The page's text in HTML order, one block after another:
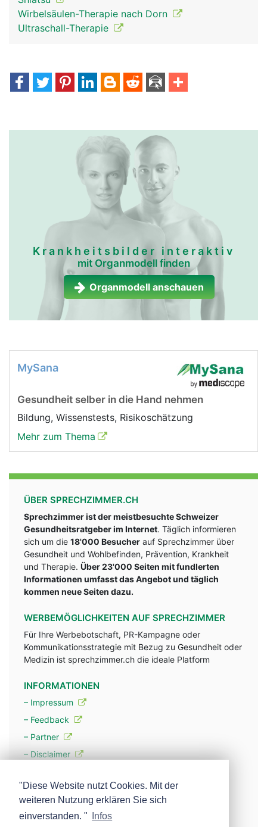
Wirbelsäulen-Therapie nach Dorn
Ultraschall-Therapie
Krankheitsbilder interaktiv
mit Organmodell finden
Organmodell anschauen
MySana
Gesundheit selber in die Hand nehmen
Bildung, Wissenstests, Risikoschätzung
Mehr zum Thema
ÜBER SPRECHZIMMER.CH
Sprechzimmer ist der meistbesuchte Schweizer
Gesundheitsratgeber im Internet. Täglich informieren
sich um die 18'000 Besucher auf Sprechzimmer über
Gesundheit und Wohlbefinden, Prävention, Krankheit
und Therapie. Über 23'000 Seiten mit fundlerten
Informationen umfasst das Angebot und täglich
kommen neue Seiten dazu.
WERBEMÖGLICHKEITEN AUF SPRECHZIMMER
Für Ihre Werbebotschaft, PR-Kampagne oder
Kommunikationsstrategie mit Bezug zu Gesundheit oder
Medizin ist sprechzimmer.ch die ideale Platform
INFORMATIONEN
– Impressum
– Feedback
– Partner
– Disclaimer
– Werbung
– Mehr über unsere Experten
"Diese Website nutzt Cookies. Mit der
weiteren Nutzung erklären Sie sich
einverstanden. "
Infos